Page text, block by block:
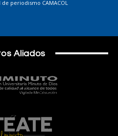
periodismo CAMACOL
Aliados